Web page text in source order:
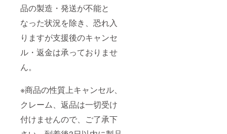
品の製造・発送が不能と
なった状況を除き、恐れ入
りますが支援後のキャンセ
ル・返金は承っておりませ
ん。
※商品の性質上キャンセル、
クレーム、返品は一切受け
付けませんので、ご了承下